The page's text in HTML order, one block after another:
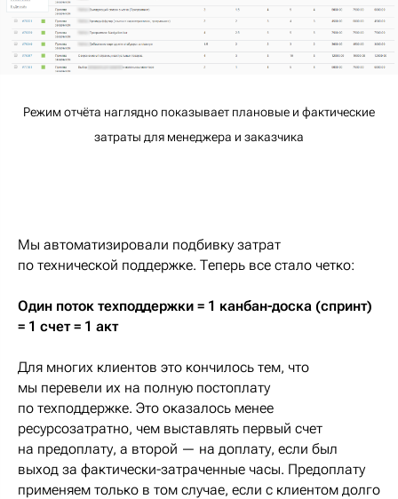
Режим отчёта наглядно показывает плановые и фактические
затраты для менеджера и заказчика
Мы автоматизировали подбивку затрат
по технической поддержке. Теперь все стало четко:
Один поток техподдержки = 1 канбан-доска (спринт)
= 1 счет = 1 акт
Для многих клиентов это кончилось тем, что
мы перевели их на полную постоплату
по техподдержке. Это оказалось менее
ресурсозатратно, чем выставлять первый счет
на предоплату, а второй — на доплату, если был
выход за фактически-затраченные часы. Предоплату
применяем только в том случае, если с клиентом долго